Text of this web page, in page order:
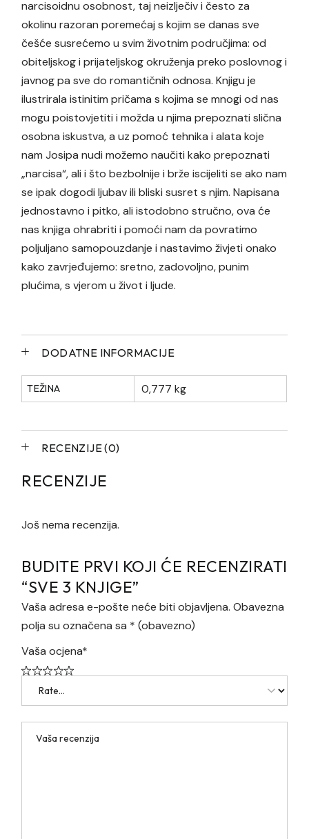
narcisoidnu osobnost, taj neizlječiv i često za
okolinu razoran poremećaj s kojim se danas sve
češće susrećemo u svim životnim područjima: od
obiteljskog i prijateljskog okruženja preko poslovnog i
javnog pa sve do romantičnih odnosa. Knjigu je
ilustrirala istinitim pričama s kojima se mnogi od nas
mogu poistovjetiti i možda u njima prepoznati slična
osobna iskustva, a uz pomoć tehnika i alata koje
nam Josipa nudi možemo naučiti kako prepoznati
„narcisa“, ali i što bezbolnije i brže iscijeliti se ako nam
se ipak dogodi ljubav ili bliski susret s njim. Napisana
jednostavno i pitko, ali istodobno stručno, ova će
nas knjiga ohrabriti i pomoći nam da povratimo
poljuljano samopouzdanje i nastavimo živjeti onako
kako zavrjeđujemo: sretno, zadovoljno, punim
plućima, s vjerom u život i ljude.
DODATNE INFORMACIJE
TEŽINA 0,777 kg
RECENZIJE (0)
RECENZIJE
Još nema recenzija.
BUDITE PRVI KOJI ĆE RECENZIRATI
“SVE 3 KNJIGE”
Vaša adresa e-pošte neće biti objavljena. Obavezna
polja su označena sa * (obavezno)
Vaša ocjena*